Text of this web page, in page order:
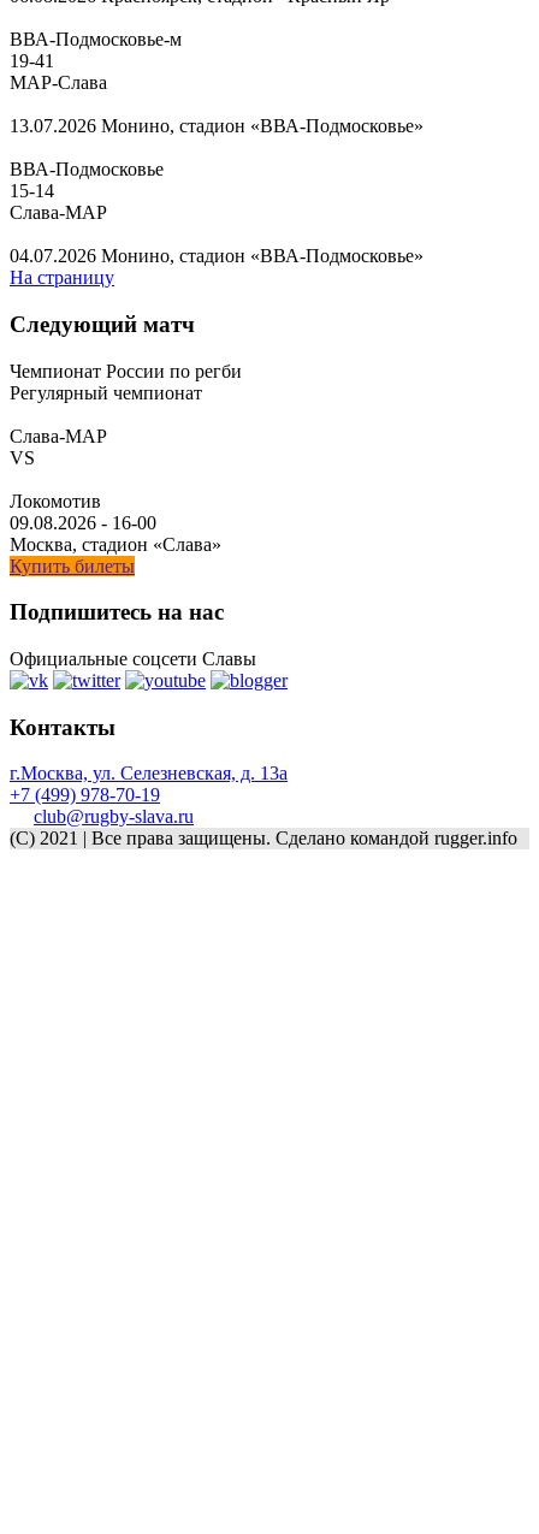
ВВА-Подмосковье-м
19-41
МАР-Слава
13.07.2026 Монино, стадион «ВВА-Подмосковье»
ВВА-Подмосковье
15-14
Слава-МАР
04.07.2026 Монино, стадион «ВВА-Подмосковье»
На страницу
Следующий матч
Чемпионат России по регби
Регулярный чемпионат
Слава-МАР
VS
Локомотив
09.08.2026 - 16-00
Москва, стадион «Слава»
Купить билеты
Подпишитесь на нас
Официальные соцсети Славы
Контакты
г.Москва, ул. Селезневская, д. 13a
+7 (499) 978-70-19
club@rugby-slava.ru
(C) 2021 | Все права защищены. Сделано командой rugger.info